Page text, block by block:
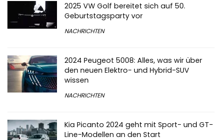
2025 VW Golf bereitet sich auf 50.
Geburtstagsparty vor
NACHRICHTEN
2024 Peugeot 5008: Alles, was wir über
den neuen Elektro- und Hybrid-SUV
wissen
NACHRICHTEN
Kia Picanto 2024 geht mit Sport- und GT-
Line-Modellen an den Start